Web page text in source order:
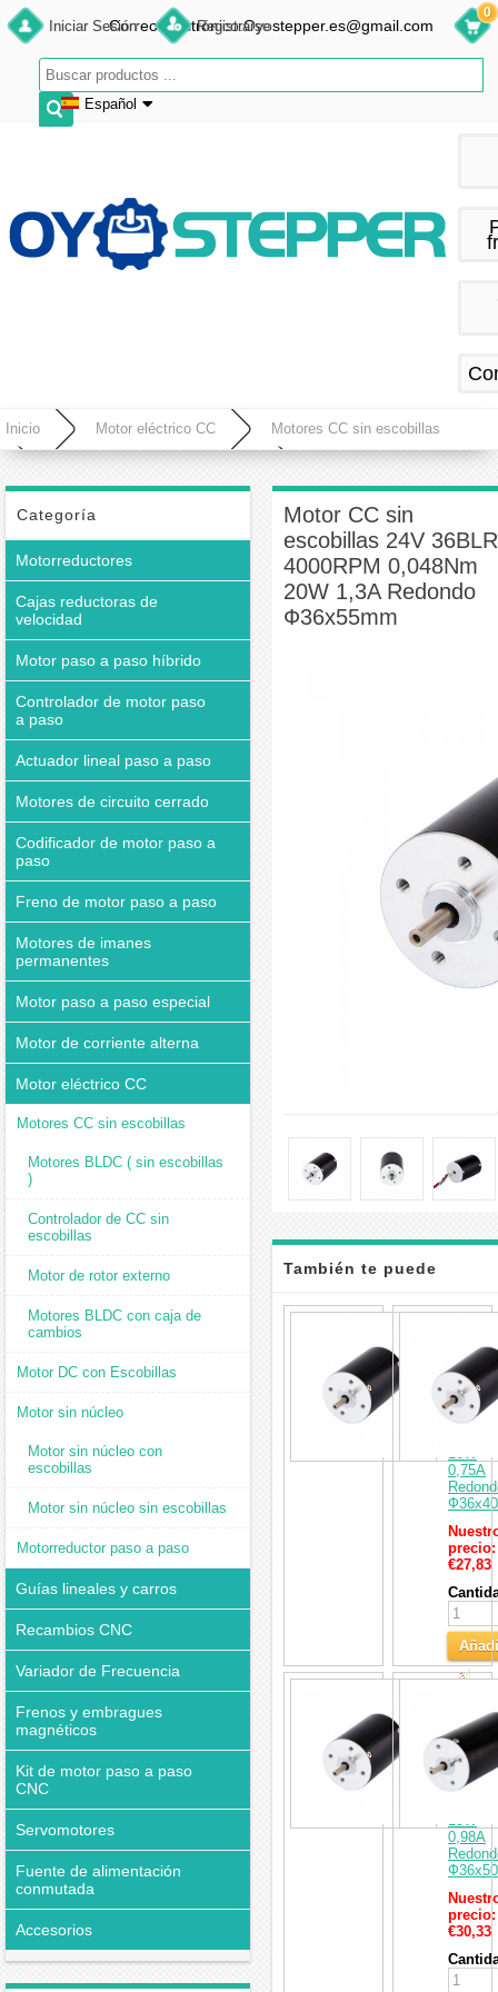
Iniciar Sesión Registrarse
Español
Français
Español
Correo electrónico:Oyostepper.es@gmail.com
0
Inicio Motor eléctrico CC Motores CC sin escobillas
Motor CC sin escobillas 36BLR Motor CC sin escobillas 24V 36BLR
Categoría
Motorreductores
Cajas reductoras de
velocidad
Motor paso a paso híbrido
Controlador de motor paso
a paso
Actuador lineal paso a paso
Motores de circuito cerrado
Codificador de motor paso a
paso
Freno de motor paso a paso
Motores de imanes
permanentes
Motor paso a paso especial
Motor de corriente alterna
Motor eléctrico CC
Motores CC sin escobillas
Motores BLDC ( sin escobillas
)
Controlador de CC sin
escobillas
Motor de rotor externo
Motores BLDC con caja de
cambios
Motor DC con Escobillas
Motor sin núcleo
Motor sin núcleo con
escobillas
Motor sin núcleo sin escobillas
Motorreductor paso a paso
Guías lineales y carros
Recambios CNC
Variador de Frecuencia
Frenos y embragues
magnéticos
Kit de motor paso a paso
CNC
Servomotores
Fuente de alimentación
conmutada
Accesorios
Motor CC sin
escobillas 24V 36BLR
4000RPM 0,048Nm
20W 1,3A Redondo
Ф36x55mm
También te puede
interesar
sin
de
24V
10W
0,75A
precio:
€27,83
al
sin
24V
36BLR
15W
0,98A
precio:
€30,33